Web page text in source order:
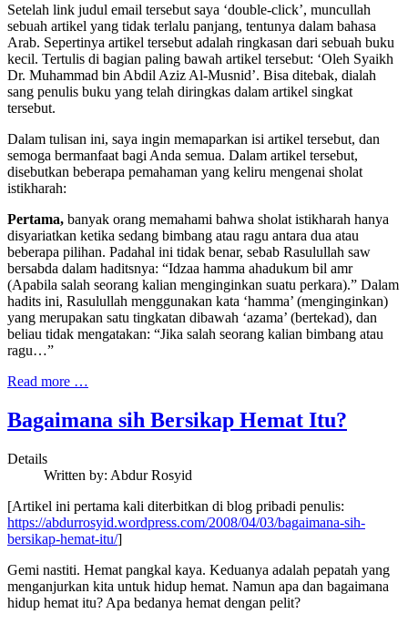
Setelah link judul email tersebut saya ‘double-click’, muncullah
sebuah artikel yang tidak terlalu panjang, tentunya dalam bahasa
Arab. Sepertinya artikel tersebut adalah ringkasan dari sebuah buku
kecil. Tertulis di bagian paling bawah artikel tersebut: ‘Oleh Syaikh
Dr. Muhammad bin Abdil Aziz Al-Musnid’. Bisa ditebak, dialah
sang penulis buku yang telah diringkas dalam artikel singkat
tersebut.
Dalam tulisan ini, saya ingin memaparkan isi artikel tersebut, dan
semoga bermanfaat bagi Anda semua. Dalam artikel tersebut,
disebutkan beberapa pemahaman yang keliru mengenai sholat
istikharah:
Pertama, banyak orang memahami bahwa sholat istikharah hanya
disyariatkan ketika sedang bimbang atau ragu antara dua atau
beberapa pilihan. Padahal ini tidak benar, sebab Rasulullah saw
bersabda dalam haditsnya: “Idzaa hamma ahadukum bil amr
(Apabila salah seorang kalian menginginkan suatu perkara).” Dalam
hadits ini, Rasulullah menggunakan kata ‘hamma’ (menginginkan)
yang merupakan satu tingkatan dibawah ‘azama’ (bertekad), dan
beliau tidak mengatakan: “Jika salah seorang kalian bimbang atau
ragu…”
Read more …
Bagaimana sih Bersikap Hemat Itu?
Details
Written by: Abdur Rosyid
[Artikel ini pertama kali diterbitkan di blog pribadi penulis:
https://abdurrosyid.wordpress.com/2008/04/03/bagaimana-sih-
bersikap-hemat-itu/]
Gemi nastiti. Hemat pangkal kaya. Keduanya adalah pepatah yang
menganjurkan kita untuk hidup hemat. Namun apa dan bagaimana
hidup hemat itu? Apa bedanya hemat dengan pelit?